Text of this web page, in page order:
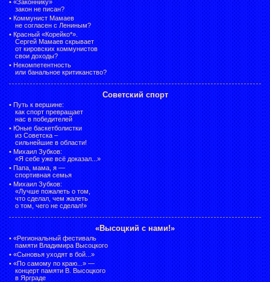
• «Законнику»
закон не писан?
• Коммунист Мамаев
не согласен с Лениным?
• Красный «Корейко*».
Сергей Мамаев скрывает
от кировских коммунистов
свои доходы?
• Некомпетентность
или банальное критиканство?
Советский спорт
• Путь к вершине:
как спорт превращает
нас в победителей
• Юные баскетболистки
из Советска –
сильнейшие в области!
• Михаил Зубков:
«Я себе уже всё доказал...»
• Папа, мама, я —
спортивная семья
• Михаил Зубков:
«Лучше пожалеть о том,
что сделал, чем жалеть
о том, чего не сделал!»
«Высоцкий с нами!»
• «Региональный фестиваль
памяти Владимира Высоцкого
• «Сыновья уходят в бой...»
• «По самому по краю...» —
концерт памяти В. Высоцкого
в Ярграде